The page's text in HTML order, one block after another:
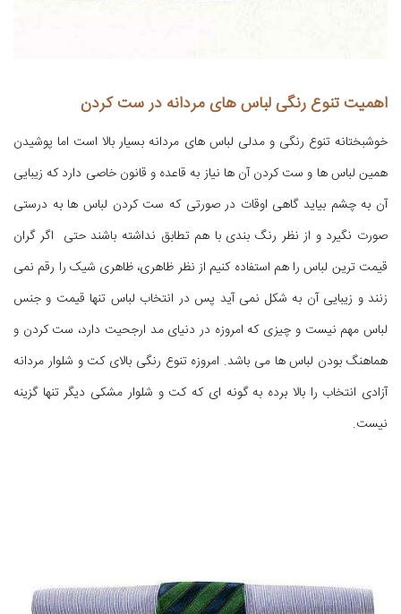
اهمیت تنوع رنگی لباس های مردانه در ست کردن
خوشبختانه تنوع رنگی و مدلی لباس های مردانه بسیار بالا است اما پوشیدن
همین لباس ها و ست کردن آن ها نیاز به قاعده و قانون خاصی دارد که زیبایی
آن به چشم بیاید گاهی اوقات در صورتی که ست کردن لباس ها به درستی
صورت نگیرد و از نظر رنگ بندی با هم تطابق نداشته باشند حتی اگر گران
قیمت ترین لباس را هم استفاده کنیم از نظر ظاهری، ظاهری شیک را رقم نمی
زنند و زیبایی آن به شکل نمی آید پس در انتخاب لباس تنها قیمت و جنس
لباس مهم نیست و چیزی که امروزه در دنیای مد ارجحیت دارد، ست کردن و
هماهنگ بودن لباس ها می باشد. امروزه تنوع رنگی بالای کت و شلوار مردانه
آزادی انتخاب را بالا برده به گونه ای که کت و شلوار مشکی دیگر تنها گزینه
نیست.